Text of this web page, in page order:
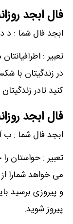
فال ابجد
ابجد فال شما : د
تعبیر :
در زندگیتان با
کنید تادر
فال ابجد
ابجد فال شما : ب
تعبیر : حواستان
می خواهد شمارا
و پیروزی برسید
پیروز شوید.